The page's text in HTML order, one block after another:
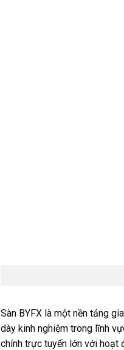
Sàn BYFX là một nền tảng
dày kinh nghiệm trong lĩnh
chính trực tuyến lớn với hoạt